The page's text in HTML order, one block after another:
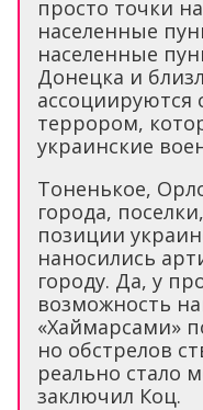
просто точки
населенные
населенные
Донецка и
ассоциируются
террором,
украинские
Тоненькое,
города,
позиции
наносились
городу. Да, у
возможность
«Хаймарсами»
но обстрелов
реально стало
заключил Коц.